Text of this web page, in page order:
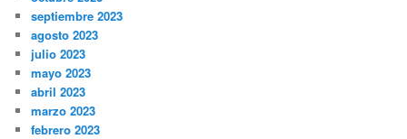
septiembre 2023
agosto 2023
julio 2023
mayo 2023
abril 2023
marzo 2023
febrero 2023